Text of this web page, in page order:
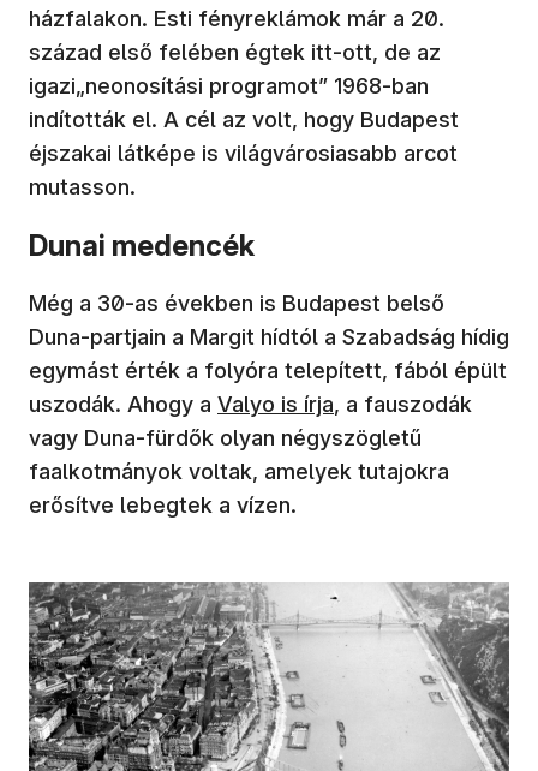
házfalakon. Esti fényreklámok már a 20.
század első felében égtek itt-ott, de az
igazi„neonosítási programot” 1968-ban
indították el. A cél az volt, hogy Budapest
éjszakai látképe is világvárosiasabb arcot
mutasson.
Dunai medencék
Még a 30-as években is Budapest belső
Duna-partjain a Margit hídtól a Szabadság hídig
egymást érték a folyóra telepített, fából épült
uszodák. Ahogy a Valyo is írja, a fauszodák
vagy Duna-fürdők olyan négyszögletű
faalkotmányok voltak, amelyek tutajokra
erősítve lebegtek a vízen.